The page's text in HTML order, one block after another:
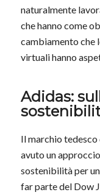
naturalmente
che hanno come
cambiamento che
virtuali hanno
Adidas:
Il marchio
avuto un
sostenibilità per
far parte del Dow